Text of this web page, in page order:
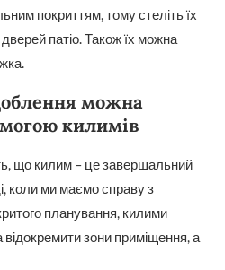
покриттям, тому стеліть їх
патіо. Також їх можна
можна
килимів
що килим – це завершальний
коли ми маємо справу з
планування, килими
зони приміщення, а